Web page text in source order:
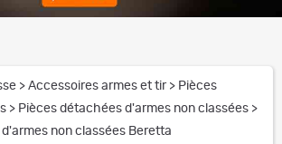
> Accessoires armes et tir > Pièces
> Pièces détachées d'armes non classées >
non classées Beretta